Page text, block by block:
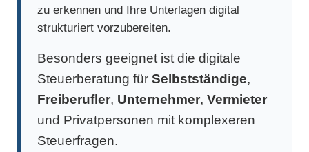
zu erkennen und Ihre Unterlagen digital
strukturiert vorzubereiten.
Besonders geeignet ist die digitale
Steuerberatung für Selbstständige,
Freiberufler, Unternehmer, Vermieter
und Privatpersonen mit komplexeren
Steuerfragen.